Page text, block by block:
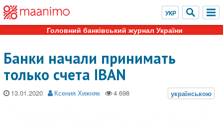
Головний банківський журнал України
Банки начали принимать
только счета IBAN
13.01.2020 Ксения Хижняк